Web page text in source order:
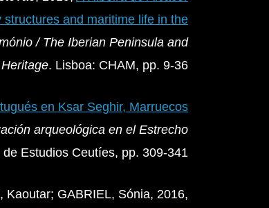
and maritime life in the
/ The Iberian Peninsula and
. Lisboa: CHAM, pp. 9-36
en Ksar Seghir, Marruecos
arqueológica en el Estrecho
Estudios Ceutíes, pp. 309-341
Kaoutar; GABRIEL, Sónia, 2016,